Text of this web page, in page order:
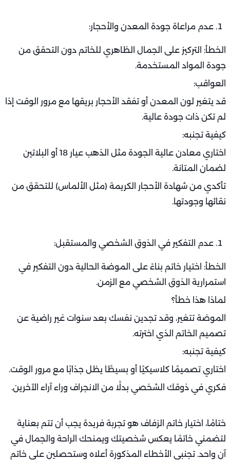
عدم مراعاة جودة المعدن والأحجار:
الخطأ: التركيز على الجمال الظاهري للخاتم دون التحقق من
جودة المواد المستخدمة.
العواقب:
قد يتغير لون المعدن أو تفقد الأحجار بريقها مع مرور الوقت إذا
لم تكن ذات جودة عالية.
كيفية تجنبه:
اختاري معادن عالية الجودة مثل الذهب عيار 18 أو البلاتين
لضمان المتانة.
تأكدي من شهادة الأحجار الكريمة (مثل الألماس) للتحقق من
نقائها وجودتها.
عدم التفكير في الذوق الشخصي والمستقبل:
الخطأ: اختيار خاتم بناءً على الموضة الحالية دون التفكير في
استمرارية الذوق الشخصي مع الزمن.
لماذا هذا خطأ؟
الموضة تتغير، وقد تجدين نفسك بعد سنوات غير راضية عن
تصميم الخاتم الذي اخترته.
كيفية تجنبه:
اختاري تصميمًا كلاسيكيًا أو بسيطًا يظل جذابًا مع مرور الوقت.
فكري في ذوقك الشخصي بدلًا من الانجراف وراء آراء الآخرين.
ختامًا، اختيار خاتم الزفاف هو تجربة فريدة يجب أن تتم بعناية
لتضمني خاتمًا يعكس شخصيتك ويمنحك الراحة والجمال في
آنٍ واحد. تجنبي الأخطاء المذكورة أعلاه وستحصلين على خاتم